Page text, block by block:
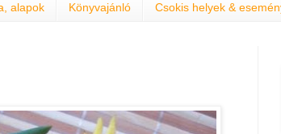
alapok Könyvajánló Csokis helyek &